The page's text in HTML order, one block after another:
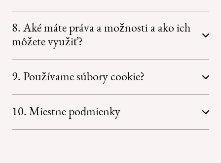
8. Aké máte práva a možnosti a ako ich
môžete využiť?
9. Používame súbory cookie?
10. Miestne podmienky